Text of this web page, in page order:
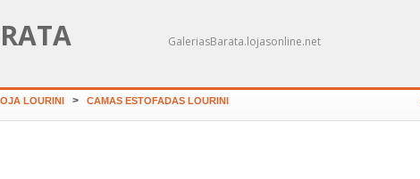
GaleriasBarata.lojasonline.net
LOURINI > CAMAS ESTOFADAS LOURINI